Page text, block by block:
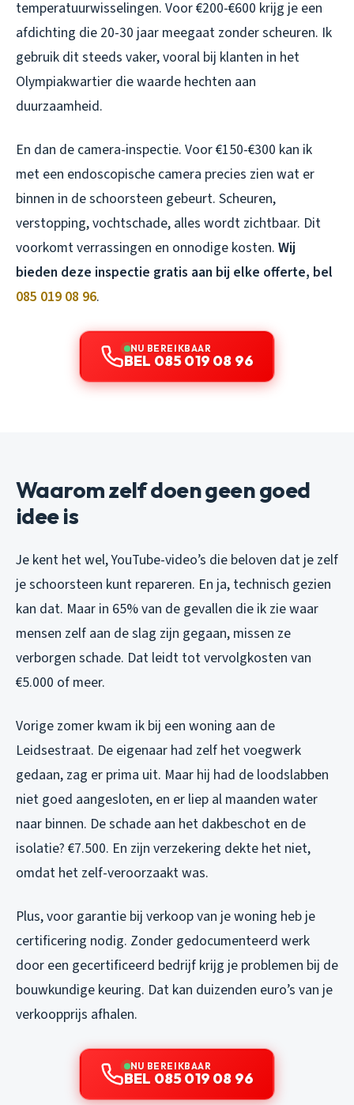
temperatuurwisselingen. Voor €200-€600 krijg je een
afdichting die 20-30 jaar meegaat zonder scheuren. Ik
gebruik dit steeds vaker, vooral bij klanten in het
Olympiakwartier die waarde hechten aan
duurzaamheid.
En dan de camera-inspectie. Voor €150-€300 kan ik
met een endoscopische camera precies zien wat er
binnen in de schoorsteen gebeurt. Scheuren,
verstopping, vochtschade, alles wordt zichtbaar. Dit
voorkomt verrassingen en onnodige kosten. Wij
bieden deze inspectie gratis aan bij elke offerte, bel
085 019 08 96.
NU BEREIKBAAR
BEL 085 019 08 96
Waarom zelf doen geen goed
idee is
Je kent het wel, YouTube-video’s die beloven dat je zelf
je schoorsteen kunt repareren. En ja, technisch gezien
kan dat. Maar in 65% van de gevallen die ik zie waar
mensen zelf aan de slag zijn gegaan, missen ze
verborgen schade. Dat leidt tot vervolgkosten van
€5.000 of meer.
Vorige zomer kwam ik bij een woning aan de
Leidsestraat. De eigenaar had zelf het voegwerk
gedaan, zag er prima uit. Maar hij had de loodslabben
niet goed aangesloten, en er liep al maanden water
naar binnen. De schade aan het dakbeschot en de
isolatie? €7.500. En zijn verzekering dekte het niet,
omdat het zelf-veroorzaakt was.
Plus, voor garantie bij verkoop van je woning heb je
certificering nodig. Zonder gedocumenteerd werk
door een gecertificeerd bedrijf krijg je problemen bij de
bouwkundige keuring. Dat kan duizenden euro’s van je
verkoopprijs afhalen.
NU BEREIKBAAR
BEL 085 019 08 96